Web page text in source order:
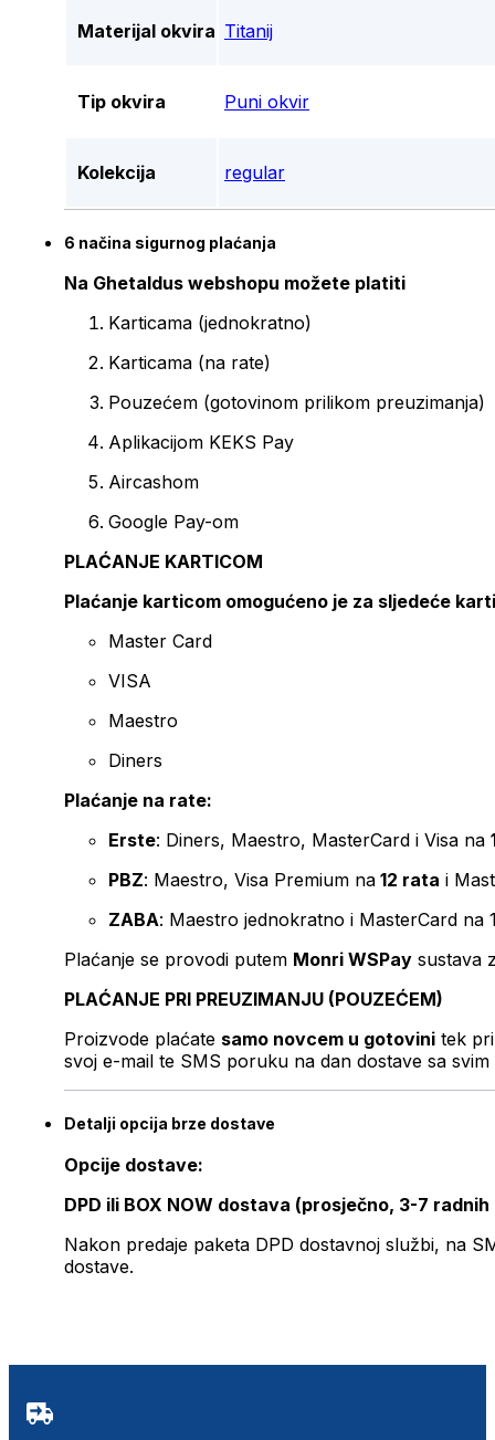
Materijal okvira Titanij
Tip okvira Puni okvir
Kolekcija regular
6 načina sigurnog plaćanja
Na Ghetaldus webshopu možete platiti
Karticama (jednokratno)
Karticama (na rate)
Pouzećem (gotovinom prilikom preuzimanja)
Aplikacijom KEKS Pay
Aircashom
Google Pay-om
PLAĆANJE KARTICOM
Plaćanje karticom omogućeno je za sljedeće
Master Card
VISA
Maestro
Diners
Plaćanje na rate:
Erste: Diners, Maestro, MasterCard i Visa na
PBZ: Maestro, Visa Premium na 12 rata i
ZABA: Maestro jednokratno i MasterCard na
Plaćanje se provodi putem Monri WSPay sustava
PLAĆANJE PRI PREUZIMANJU (POUZEĆEM)
Proizvode plaćate samo novcem u gotovini tek
svoj e-mail te SMS poruku na dan dostave sa svim
Detalji opcija brze dostave
Opcije dostave:
DPD ili BOX NOW dostava (prosječno, 3-7 radnih
Nakon predaje paketa DPD dostavnoj službi, na
dostave.